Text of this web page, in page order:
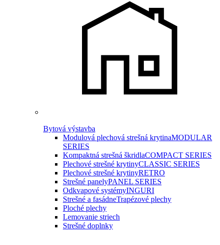
Bytová výstavba
Modulová plechová strešná krytinaMODULAR
SERIES
Kompaktná strešná škridlaCOMPACT SERIES
Plechové strešné krytinyCLASSIC SERIES
Plechové strešné krytinyRETRO
Strešné panelyPANEL SERIES
Odkvapové systémyINGURI
Strešné a fasádneTrapézové plechy
Ploché plechy
Lemovanie striech
Strešné doplnky